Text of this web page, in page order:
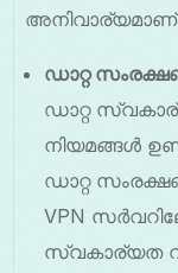
അനിവാര്യമാണ്
ഡാറ്റ
ഡാറ്റ
നിയമങ്ങൾ
ഡാറ്റ
VPN
സ്വകാര്യത